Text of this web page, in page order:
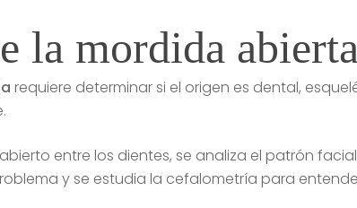
la mordida
requiere determinar si el origen es dental,
entre los dientes, se analiza el patrón
y se estudia la cefalometría para